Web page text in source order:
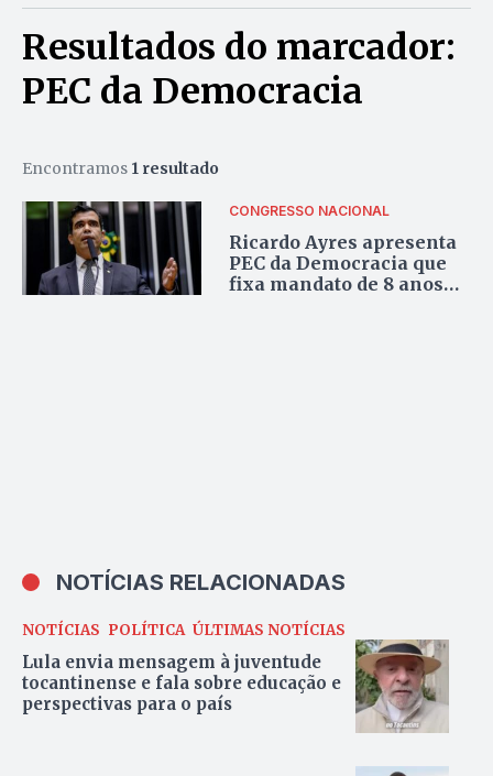
Resultados do marcador:
PEC da Democracia
Encontramos 1 resultado
CONGRESSO NACIONAL
Ricardo Ayres apresenta
PEC da Democracia que
fixa mandato de 8 anos
NOTÍCIAS RELACIONADAS
NOTÍCIAS POLÍTICA ÚLTIMAS NOTÍCIAS
Lula envia mensagem à juventude
tocantinense e fala sobre educação e
perspectivas para o país